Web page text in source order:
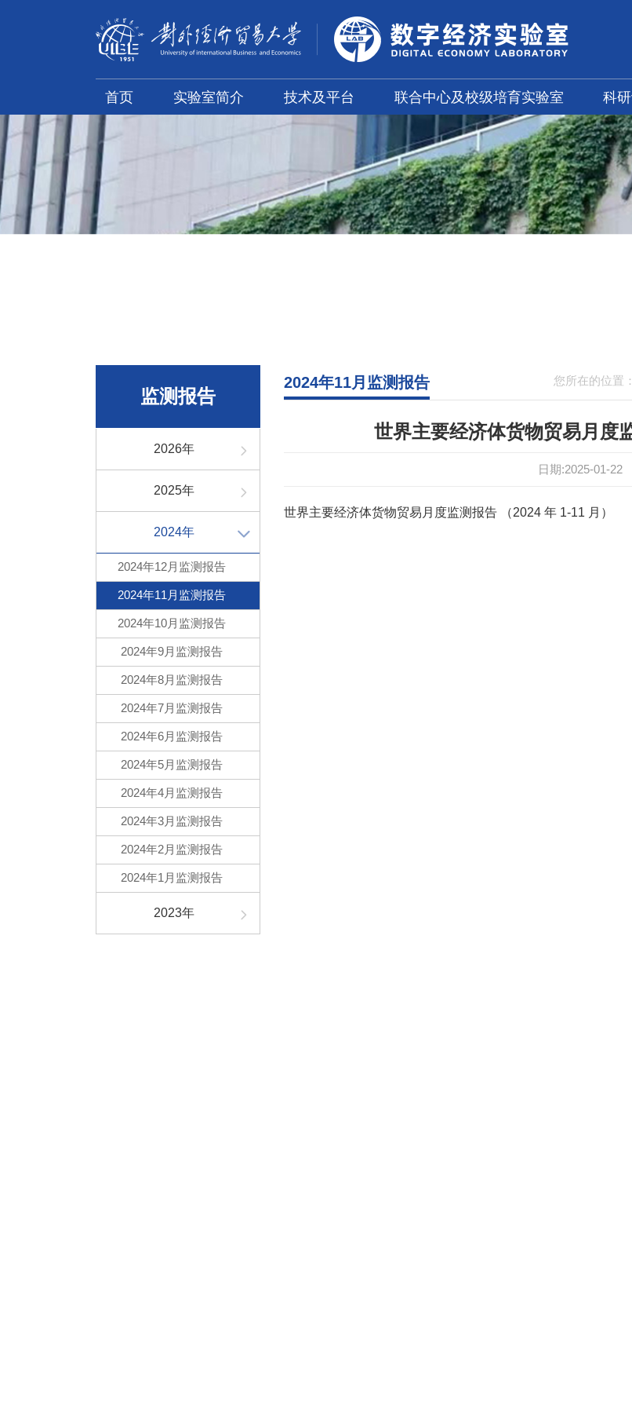
首页 实验室简介 技术及平台 联合中心及校级培育实验室 科
监测报告
2026年
2025年
2024年
2024年12月监测报告
2024年11月监测报告
2024年10月监测报告
2024年9月监测报告
2024年8月监测报告
2024年7月监测报告
2024年6月监测报告
2024年5月监测报告
2024年4月监测报告
2024年3月监测报告
2024年2月监测报告
2024年1月监测报告
2023年
您所在的位置：
2024年11月监测报告
世界主要经济体货物贸易月度
日期:2025-01-22
世界主要经济体货物贸易月度监测报告 （2024 年 1-11 月）